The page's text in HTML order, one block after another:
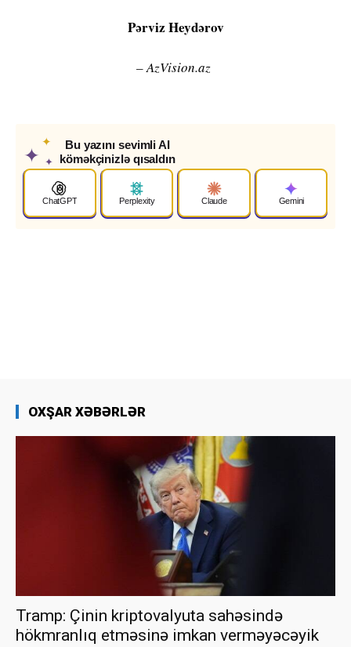
Pərviz Heydərov
– AzVision.az
✦
✦
✦
Bu yazını sevimli AI
köməkçinizlə qısaldın
ChatGPT Perplexity Claude Gemini
OXŞAR XƏBƏRLƏR
Tramp: Çinin kriptovalyuta sahəsində
hökmranlıq etməsinə imkan verməyəcəyik